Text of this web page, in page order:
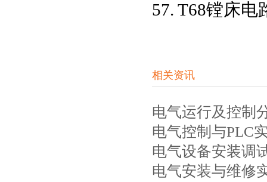
57. T68镗床
相关资讯
电气运行及控制
电气控制与PLC
电气设备安装调
电气安装与维修